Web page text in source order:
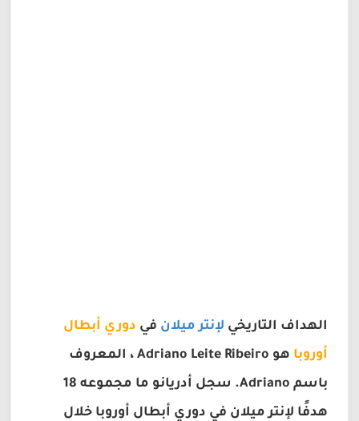
الهداف التاريخي لإنتر ميلان في دوري أبطال
أوروبا
هو Adriano Leite Ribeiro ، المعروف
باسم Adriano. سجل أدريانو ما مجموعه 18
هدفًا لإنتر ميلان في دوري أبطال أوروبا خلال